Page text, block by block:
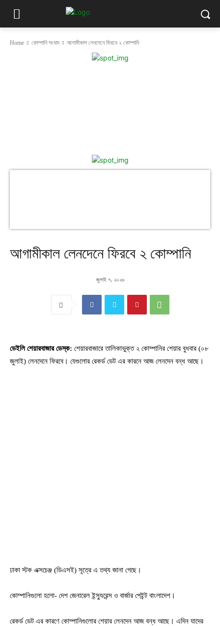
Home কোম্পানি সংবাদ আগামীকাল লেনদেনে ফিরবে ২ কোম্পানি
আগামীকাল লেনদেনে ফিরবে ২ কোম্পানি
জুলাই ৭, ২০২৬
ডেইলি শেয়ারবাজার ডেস্ক: শেয়ারবাজারে তালিকাভুক্ত ২ কোম্পানির শেয়ার বুধবার (০৮
জুলাই) লেনদেনে ফিরবে। যেগুলোর রেকর্ড ডেট এর কারনে আজ লেনদেন বন্ধ আছে।
ঢাকা স্টক এক্সচেঞ্জ (ডিএসই) সূত্রে এ তথ্য জানা গেছে।
কোম্পানিগুলো হলো- দেশ জেনারেল ইন্স্যুরেন্স ও বার্জার পেইন্ট বাংলাদেশ।
রেকর্ড ডেট এর কারণে কোম্পানিগুলোর শেয়ার লেনদেন আজ বন্ধ আছে। এদিন যাদের